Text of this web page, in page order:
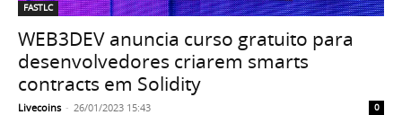
FASTLC
WEB3DEV anuncia curso gratuito para
desenvolvedores criarem smarts
contracts em Solidity
Livecoins - 26/01/2023 15:43 0